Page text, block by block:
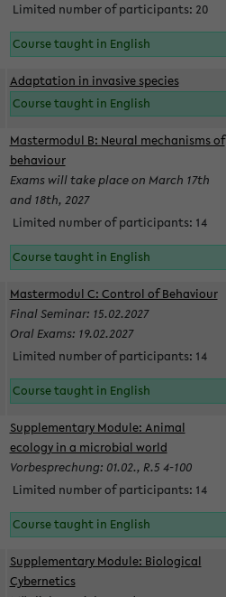
Limited number of participants: 20
Course taught in English
Adaptation in invasive species
Course taught in English
Mastermodul B: Neural mechanisms of
behaviour
Exams will take place on March 17th
and 18th, 2027
Limited number of participants: 14
Course taught in English
Mastermodul C: Control of Behaviour
Final Seminar: 15.02.2027
Oral Exams: 19.02.2027
Limited number of participants: 14
Course taught in English
Supplementary Module: Animal
ecology in a microbial world
Vorbesprechung: 01.02., R.5 4-100
Limited number of participants: 14
Course taught in English
Supplementary Module: Biological
Cybernetics